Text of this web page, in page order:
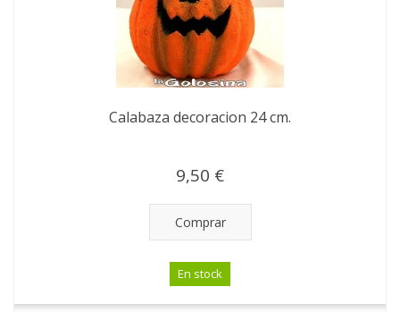
Calabaza decoracion 24 cm.
9,50 €
Comprar
En stock